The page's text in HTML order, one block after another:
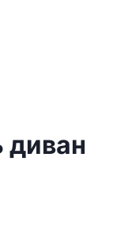
диван